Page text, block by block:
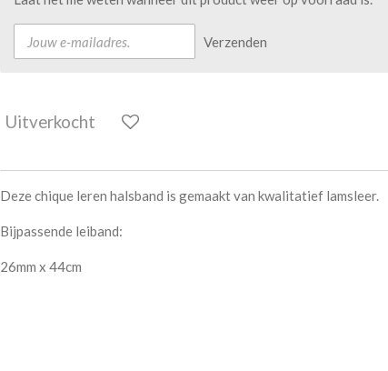
Verzenden
Uitverkocht
Deze chique leren halsband is gemaakt van kwalitatief lamsleer.
Bijpassende leiband:
26mm x 44cm